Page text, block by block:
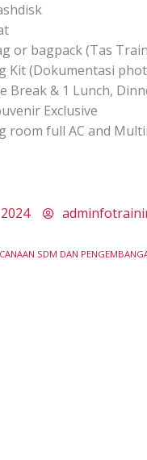
or bagpack (Tas
Kit (Dokumentasi
Break & 1 Lunch,
Exclusive
room full AC and
SDM DAN